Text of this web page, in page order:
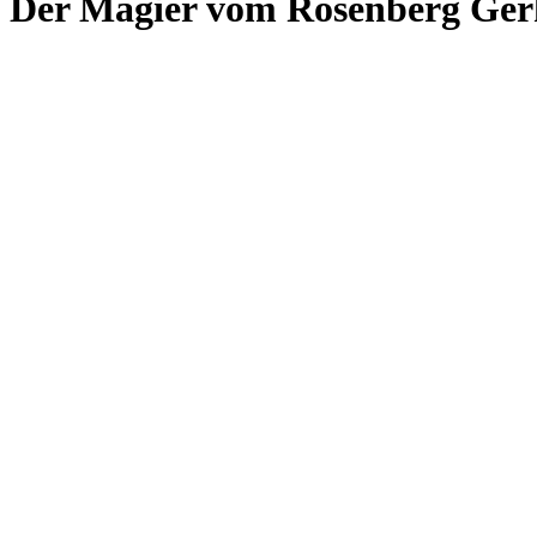
Der Magier vom Rosenberg